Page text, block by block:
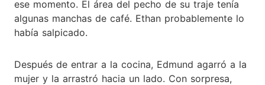
ese momento. El área del pecho de su traje tenía
algunas manchas de café. Ethan probablemente lo
había salpicado.
Después de entrar a la cocina, Edmund agarró a la
mujer y la arrastró hacia un lado. Con sorpresa,